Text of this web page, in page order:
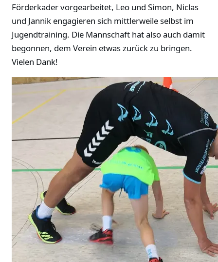
Förderkader vorgearbeitet, Leo und Simon, Niclas
und Jannik engagieren sich mittlerweile selbst im
Jugendtraining. Die Mannschaft hat also auch damit
begonnen, dem Verein etwas zurück zu bringen.
Vielen Dank!